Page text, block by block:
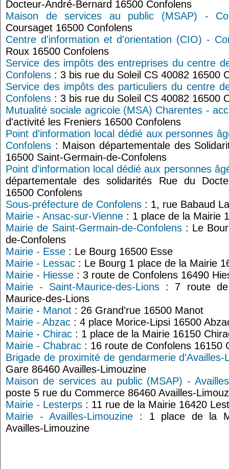
Docteur-André-Bernard 16500 Confolens
Maison de services au public (MSAP) -
Coursaget 16500 Confolens
Centre d'information et d'orientation (CIO) -
Roux 16500 Confolens
Service des impôts des entreprises du centre
Confolens : 3 bis rue du Soleil CS 40082 16500
Service des impôts des particuliers du centre
Confolens : 3 bis rue du Soleil CS 40082 16500
Mutualité sociale agricole (MSA) Charentes -
d'activité les Freniers 16500 Confolens
Point d'information local dédié aux personnes
Confolens : Maison départementale des
16500 Saint-Germain-de-Confolens
Point d'information local dédié aux personnes
départementale des solidarités Rue du
16500 Confolens
Sous-préfecture de Confolens : 1, rue Babaud
Mairie - Ansac-sur-Vienne : 1 place de la Mairie
Mairie de Saint-Germain-de-Confolens: Le
de-Confolens
Mairie - Esse : Le Bourg 16500 Esse
Mairie - Lessac : Le Bourg 1 place de la Mairie
Mairie - Hiesse : 3 route de Confolens 16490
Mairie - Saint-Maurice-des-Lions : 7 route de
Maurice-des-Lions
Mairie - Manot : 26 Grand'rue 16500 Manot
Mairie - Abzac : 4 place Morice-Lipsi 16500
Mairie - Chirac : 1 place de la Mairie 16150
Mairie - Chabrac : 16 route de Confolens 16150
Brigade de proximité de gendarmerie d'Availles-
Gare 86460 Availles-Limouzine
Maison de services au public (MSAP) -
poste 5 rue du Commerce 86460 Availles-
Mairie - Lesterps : 11 rue de la Mairie 16420
Mairie - Availles-Limouzine : 1 place de la
Availles-Limouzine